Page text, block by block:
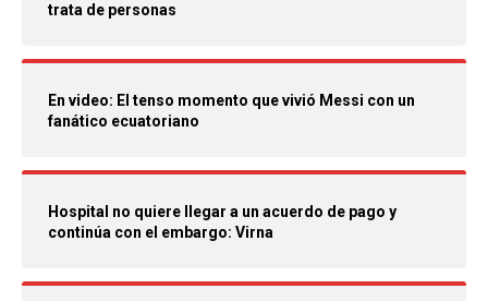
trata de personas
En video: El tenso momento que vivió Messi con un
fanático ecuatoriano
Hospital no quiere llegar a un acuerdo de pago y
continúa con el embargo: Virna